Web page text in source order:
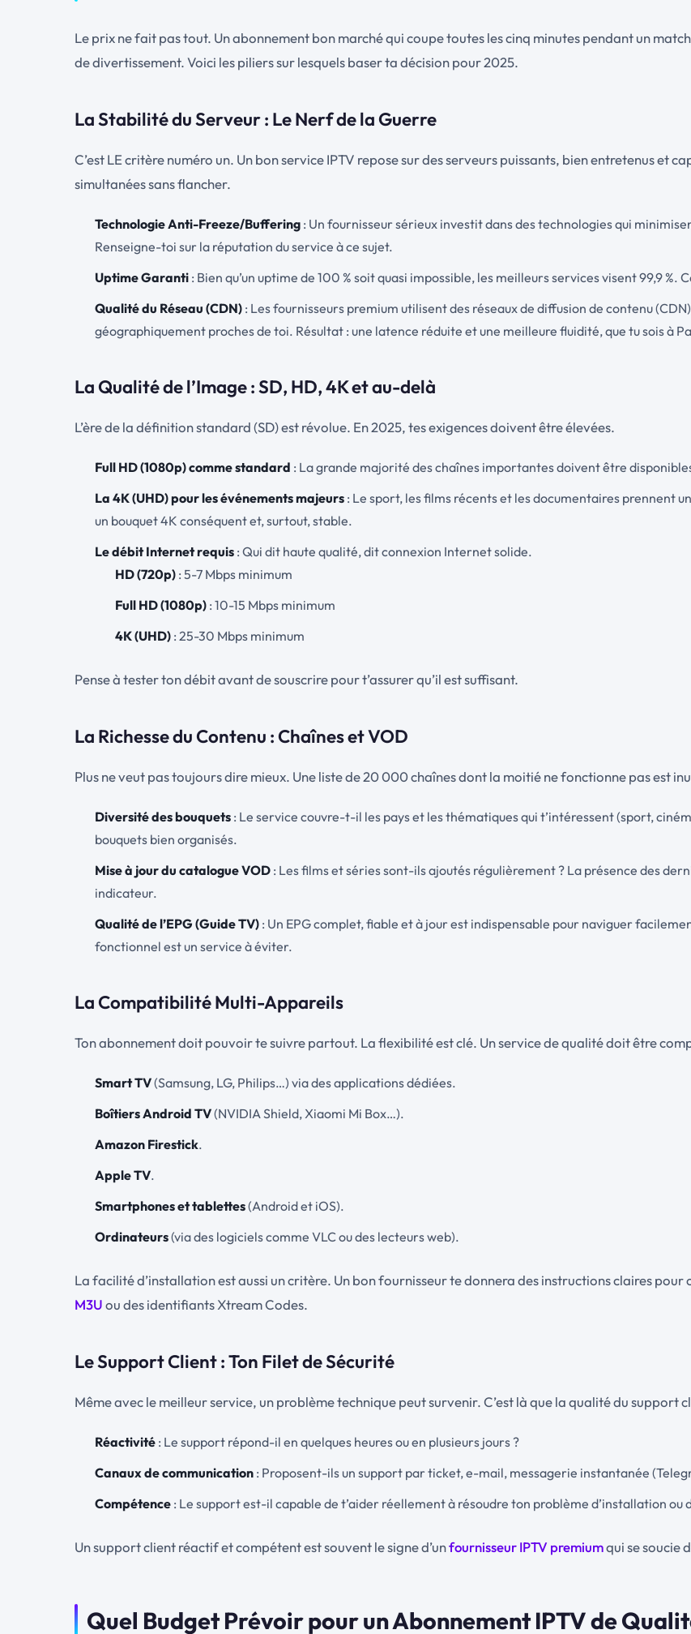
Le prix ne fait pas tout. Un abonnement bon marché qui coupe toutes les cinq minutes pendant un
de divertissement. Voici les piliers sur lesquels baser ta décision pour 2025.
La Stabilité du Serveur : Le Nerf de la Guerre
C’est LE critère numéro un. Un bon service IPTV repose sur des serveurs puissants, bien entretenus et
simultanées sans flancher.
Technologie Anti-Freeze/Buffering : Un fournisseur sérieux investit dans des technologies qui
Renseigne-toi sur la réputation du service à ce sujet.
Uptime Garanti : Bien qu’un uptime de 100 % soit quasi impossible, les meilleurs services visent 99,9
Qualité du Réseau (CDN) : Les fournisseurs premium utilisent des réseaux de diffusion de contenu
géographiquement proches de toi. Résultat : une latence réduite et une meilleure fluidité, que tu sois à
La Qualité de l’Image : SD, HD, 4K et au-delà
L’ère de la définition standard (SD) est révolue. En 2025, tes exigences doivent être élevées.
Full HD (1080p) comme standard : La grande majorité des chaînes importantes doivent être
La 4K (UHD) pour les événements majeurs : Le sport, les films récents et les documentaires prennent
un bouquet 4K conséquent et, surtout, stable.
Le débit Internet requis : Qui dit haute qualité, dit connexion Internet solide.
HD (720p) : 5-7 Mbps minimum
Full HD (1080p) : 10-15 Mbps minimum
4K (UHD) : 25-30 Mbps minimum
Pense à tester ton débit avant de souscrire pour t’assurer qu’il est suffisant.
La Richesse du Contenu : Chaînes et VOD
Plus ne veut pas toujours dire mieux. Une liste de 20 000 chaînes dont la moitié ne fonctionne pas est
Diversité des bouquets : Le service couvre-t-il les pays et les thématiques qui t’intéressent (sport,
bouquets bien organisés.
Mise à jour du catalogue VOD : Les films et séries sont-ils ajoutés régulièrement ? La présence des
indicateur.
Qualité de l’EPG (Guide TV) : Un EPG complet, fiable et à jour est indispensable pour naviguer
fonctionnel est un service à éviter.
La Compatibilité Multi-Appareils
Ton abonnement doit pouvoir te suivre partout. La flexibilité est clé. Un service de qualité doit être
Smart TV(Samsung, LG, Philips…) via des applications dédiées.
Boîtiers Android TV(NVIDIA Shield, Xiaomi Mi Box…).
Amazon Firestick.
Apple TV.
Smartphones et tablettes(Android et iOS).
Ordinateurs(via des logiciels comme VLC ou des lecteurs web).
La facilité d’installation est aussi un critère. Un bon fournisseur te donnera des instructions claires
M3Uou des identifiants Xtream Codes.
Le Support Client : Ton Filet de Sécurité
Même avec le meilleur service, un problème technique peut survenir. C’est là que la qualité du support
Réactivité : Le support répond-il en quelques heures ou en plusieurs jours ?
Canaux de communication : Proposent-ils un support par ticket, e-mail, messagerie instantanée
Compétence : Le support est-il capable de t’aider réellement à résoudre ton problème d’installation ou
Un support client réactif et compétent est souvent le signe d’unfournisseur IPTV premiumqui se soucie
Quel Budget Prévoir pour un Abonnement IPTV de